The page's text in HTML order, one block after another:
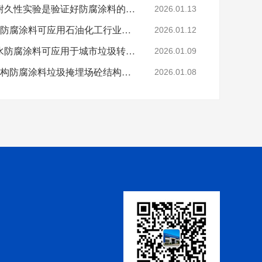
科学的老化试验来进行耐久性实验是验证好防腐涂料的途径 2026.01.13
烟台鲁蒙VRA-LM®防水防腐涂料可应用石油化工行业防腐防水 2026.01.12
烟台鲁蒙高分子树脂防水防腐涂料可应用于城市垃圾转运车 2026.01.09
鲁蒙VRA-LM®混凝土结构防腐涂料垃圾掩埋场砼结构防腐 2026.01.08